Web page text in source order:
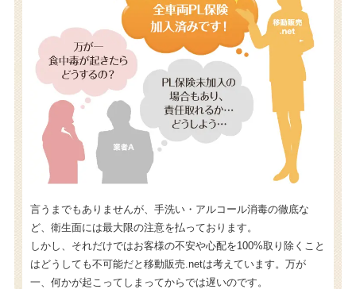
言うまでもありませんが、手洗い・アルコール消毒の徹底な
ど、衛生面には最大限の注意を払っております。
しかし、それだけではお客様の不安や心配を100%取り除くこと
はどうしても不可能だと移動販売.netは考えています。万が
一、何かが起こってしまってからでは遅いのです。